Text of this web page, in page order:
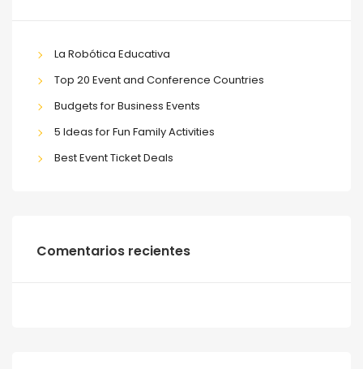
La Robótica Educativa
Top 20 Event and Conference Countries
Budgets for Business Events
5 Ideas for Fun Family Activities
Best Event Ticket Deals
Comentarios recientes